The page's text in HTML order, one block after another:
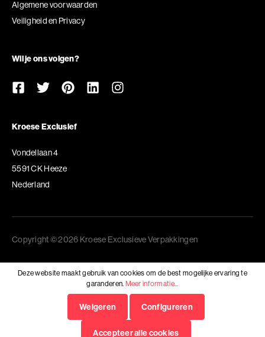
Algemene voorwaarden
Veiligheid en Privacy
Wil je ons volgen?
Kroese Exclusief
Vondellaan 4
5591 CK Heeze
Nederland
Copyright © 2026 Kroese Exclusieve Verpakkingen
Deze website maakt gebruik van cookies om de best mogelijke ervaring te
garanderen. Meer informatie...
Weigeren Configureren
Accepteer alle cookies